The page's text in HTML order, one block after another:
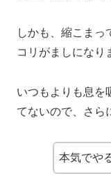
しかも、縮こまっ
コリがましになり
いつもよりも息を
てないので、さら
本気でや